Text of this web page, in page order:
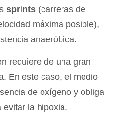
sprints (carreras de
máxima posible),
anaeróbica.
requiere de una gran
En este caso, el medio
de oxígeno y obliga
evitar la hipoxia.